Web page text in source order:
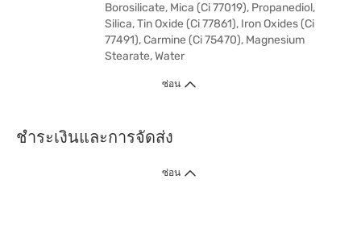
Borosilicate, Mica (Ci 77019), Propanediol,
Silica, Tin Oxide (Ci 77861), Iron Oxides (Ci
77491), Carmine (Ci 75470), Magnesium
Stearate, Water
ซ่อน
ชำระเงินและการจัดส่ง
ซ่อน